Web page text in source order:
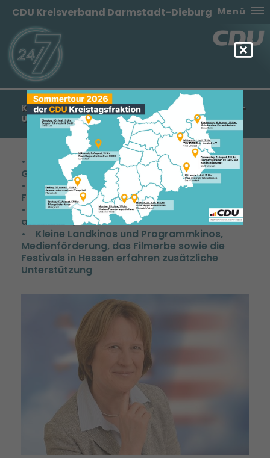
CDU Kreisverband Darmstadt-Dieburg Menü
KARIN WOLFF: HESSEN IST EIN ATTRAKTIVER FILM-
UND MEDIENSTANDORT
• Gründung der HessenFilm und Medien
GmbH als zentrale Anlaufpunkt
• Anfang 2016 enormer Schub für
Filmförderung in Hessen
• Filmförderung in Hessen beläuft sich 2018
auf rund 11,5 Millionen Euro
• Kleine Landkinos und Programmkinos,
Medienförderung, das Filmerbe sowie die
Festivals in Hessen erfahren zusätzliche
Unterstützung